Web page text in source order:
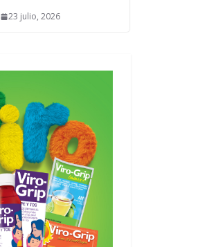
23 julio, 2026